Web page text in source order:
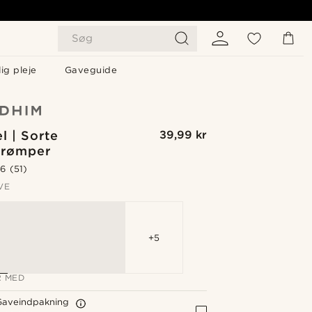
Søg
pleje Gaveguide
| Sorte
39,99 kr
(51)
+5
MED